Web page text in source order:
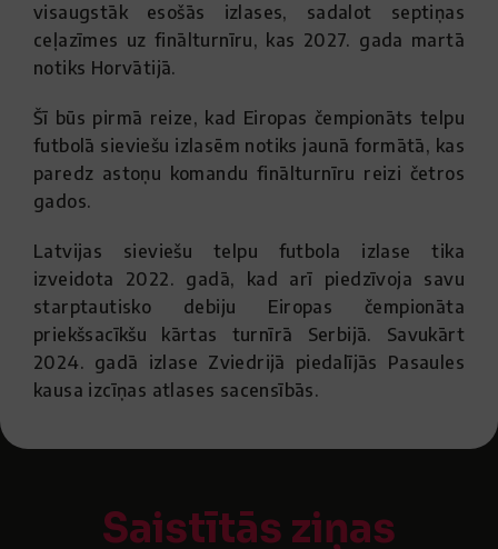
visaugstāk esošās izlases, sadalot septiņas
ceļazīmes uz finālturnīru, kas 2027. gada martā
notiks Horvātijā.
Šī būs pirmā reize, kad Eiropas čempionāts telpu
futbolā sieviešu izlasēm notiks jaunā formātā, kas
paredz astoņu komandu finālturnīru reizi četros
gados.
Latvijas sieviešu telpu futbola izlase tika
izveidota 2022. gadā, kad arī piedzīvoja savu
starptautisko debiju Eiropas čempionāta
priekšsacīkšu kārtas turnīrā Serbijā. Savukārt
2024. gadā izlase Zviedrijā piedalījās Pasaules
kausa izcīņas atlases sacensībās.
Saistītās ziņas